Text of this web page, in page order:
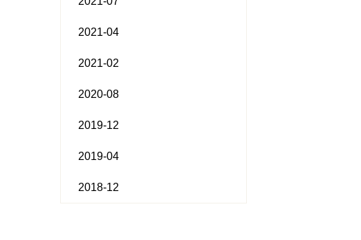
2021-04
2021-02
2020-08
2019-12
2019-04
2018-12